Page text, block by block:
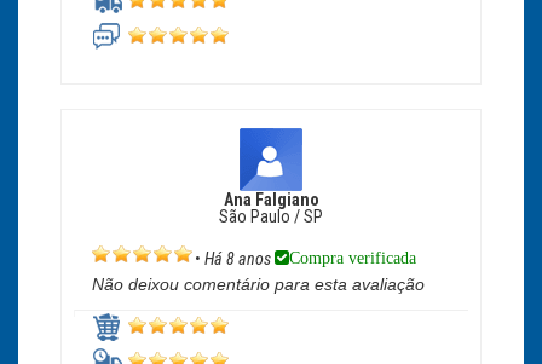
Ana Falgiano
São Paulo / SP
• Há 8 anos Compra verificada
Não deixou comentário para esta avaliação